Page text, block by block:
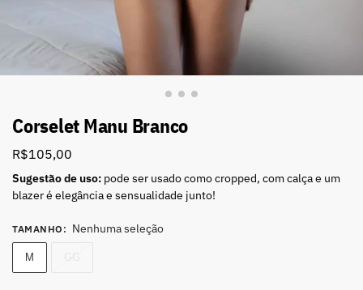
Corselet Manu Branco
R$105,00
Sugestão de uso: pode ser usado como cropped, com calça e um
blazer é elegância e sensualidade junto!
TAMANHO : Nenhuma seleção
M